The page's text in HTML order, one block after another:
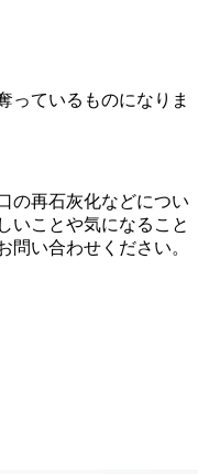
っているものになりま
の再石灰化などについ
いことや気になること
問い合わせください。